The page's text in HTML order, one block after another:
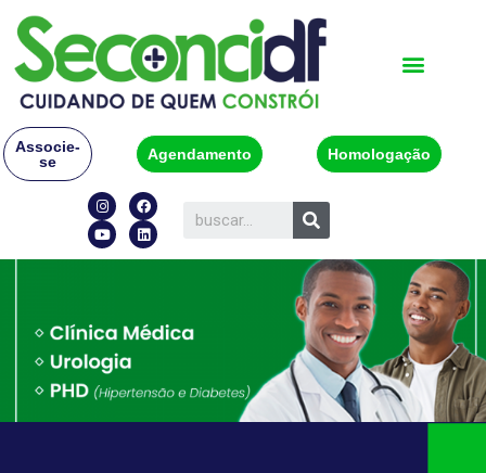
Associe-
se
Agendamento Homologação